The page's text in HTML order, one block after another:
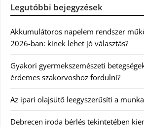
Legutóbbi bejegyzések
Akkumulátoros napelem rendszer
2026-ban: kinek lehet jó választás?
Gyakori gyermekszemészeti
érdemes szakorvoshoz fordulni?
Az ipari olajsütő leegyszerűsíti a
Debrecen iroda bérlés tekintetében